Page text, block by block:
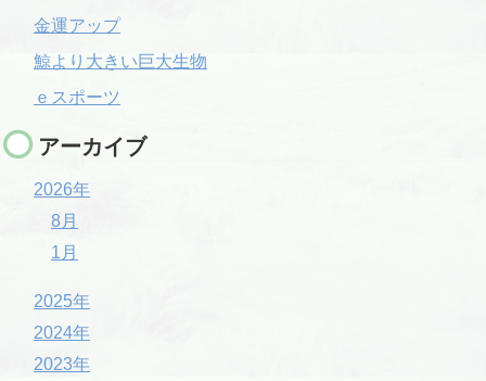
金運アップ
鯨より大きい巨大生物
ｅスポーツ
アーカイブ
2026年
8月
1月
2025年
2024年
2023年